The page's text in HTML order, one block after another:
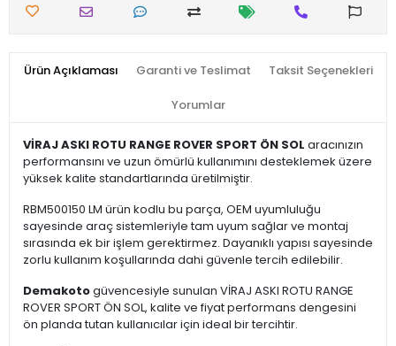
Ürün Açıklaması Garanti ve Teslimat Taksit Seçenekleri
Yorumlar
VİRAJ ASKI ROTU RANGE ROVER SPORT ÖN SOL aracınızın
performansını ve uzun ömürlü kullanımını desteklemek üzere
yüksek kalite standartlarında üretilmiştir.
RBM500150 LM ürün kodlu bu parça, OEM uyumluluğu
sayesinde araç sistemleriyle tam uyum sağlar ve montaj
sırasında ek bir işlem gerektirmez. Dayanıklı yapısı sayesinde
zorlu kullanım koşullarında dahi güvenle tercih edilebilir.
Demakotogüvencesiyle sunulan VİRAJ ASKI ROTU RANGE
ROVER SPORT ÖN SOL, kalite ve fiyat performans dengesini
ön planda tutan kullanıcılar için ideal bir tercihtir.